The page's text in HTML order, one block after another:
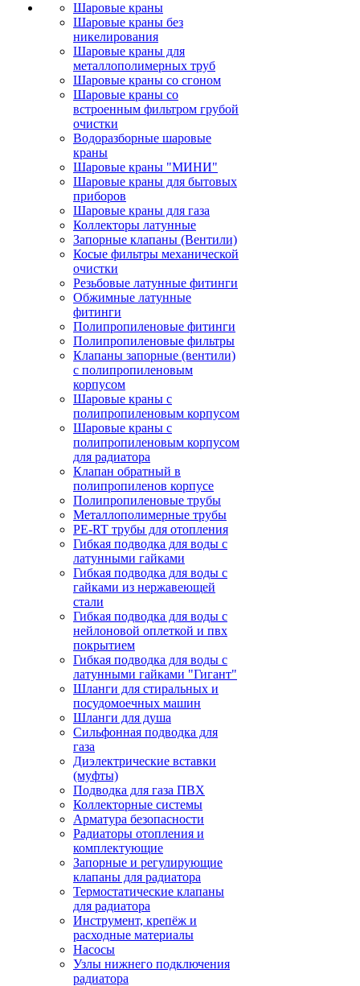
Шаровые краны
Шаровые краны без
никелирования
Шаровые краны для
металлополимерных труб
Шаровые краны со сгоном
Шаровые краны со
встроенным фильтром грубой
очистки
Водоразборные шаровые
краны
Шаровые краны "МИНИ"
Шаровые краны для бытовых
приборов
Шаровые краны для газа
Коллекторы латунные
Запорные клапаны (Вентили)
Косые фильтры механической
очистки
Резьбовые латунные фитинги
Обжимные латунные
фитинги
Полипропиленовые фитинги
Полипропиленовые фильтры
Клапаны запорные (вентили)
с полипропиленовым
корпусом
Шаровые краны с
полипропиленовым корпусом
Шаровые краны с
полипропиленовым корпусом
для радиатора
Клапан обратный в
полипропиленов корпусе
Полипропиленовые трубы
Металлополимерные трубы
PE-RT трубы для отопления
Гибкая подводка для воды с
латунными гайками
Гибкая подводка для воды с
гайками из нержавеющей
стали
Гибкая подводка для воды с
нейлоновой оплеткой и пвх
покрытием
Гибкая подводка для воды с
латунными гайками "Гигант"
Шланги для стиральных и
посудомоечных машин
Шланги для душа
Сильфонная подводка для
газа
Диэлектрические вставки
(муфты)
Подводка для газа ПВХ
Коллекторные системы
Арматура безопасности
Радиаторы отопления и
комплектующие
Запорные и регулирующие
клапаны для радиатора
Термостатические клапаны
для радиатора
Инструмент, крепёж и
расходные материалы
Насосы
Узлы нижнего подключения
радиатора